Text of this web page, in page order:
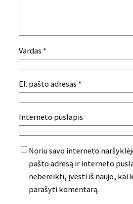
Vardas *
El. pašto adresas *
Interneto puslapis
Noriu savo interneto
pašto adresą ir interneto
nebereiktų įvesti iš naujo, kai
parašyti komentarą.